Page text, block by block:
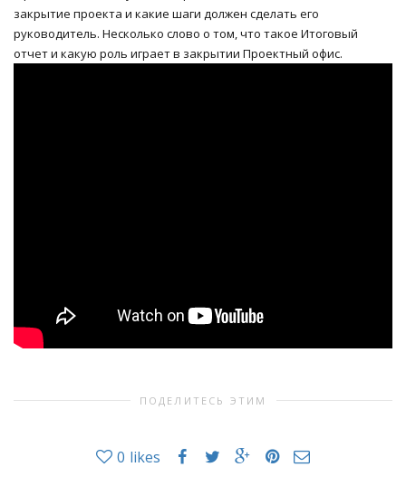
закрытие проекта и какие шаги должен сделать его
руководитель. Несколько слово о том, что такое Итоговый
отчет и какую роль играет в закрытии Проектный офис.
ПОДЕЛИТЕСЬ ЭТИМ
0 likes